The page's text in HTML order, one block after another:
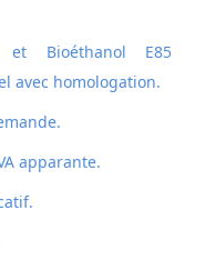
et Bioéthanol E85
avec homologation.
apparante.